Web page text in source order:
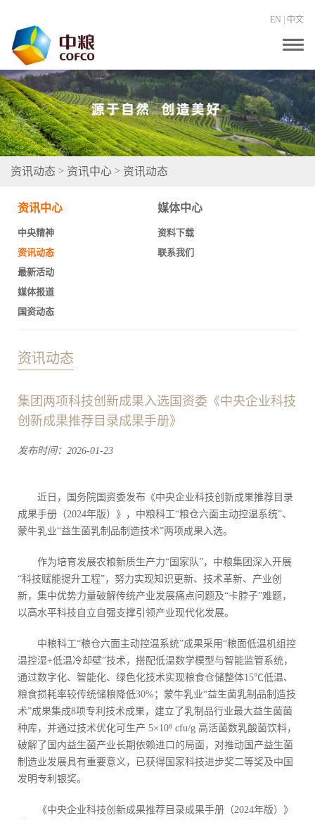
EN 中文
T
g
g
e
n
a
v
i
资讯动态 > 资讯中心 > 资讯动态
资讯中心
中央精神
资讯动态
最新活动
媒体报道
国资动态
媒体中心
资料下载
联系我们
资讯动态
集团两项科技创新成果入选国资委《中央企业科技
创新成果推荐目录成果手册》
发布时间：2026-01-23
近日，国务院国资委发布《中央企业科技创新成果推荐目录
成果手册（2024年版）》，中粮科工“粮仓六面主动控温系统”、
蒙牛乳业“益生菌乳制品制造技术”两项成果入选。
作为培育发展农粮新质生产力“国家队”，中粮集团深入开展
“科技赋能提升工程”，努力实现知识更新、技术革新、产业创
新，集中优势力量破解传统产业发展痛点问题及“卡脖子”难题，
以高水平科技自立自强支撑引领产业现代化发展。
中粮科工“粮仓六面主动控温系统”成果采用“粮面低温机组控
温控湿+低温冷却壁”技术，搭配低温数学模型与智能监管系统，
通过数字化、智能化、绿色化技术实现粮食仓储整体15℃低温、
粮食损耗率较传统储粮降低30%；蒙牛乳业“益生菌乳制品制造技
术”成果集成8项专利技术成果，建立了乳制品行业最大益生菌菌
种库，并通过技术优化可生产 5×10⁸ cfu/g 高活菌数乳酸菌饮料，
破解了国内益生菌产业长期依赖进口的局面，对推动国产益生菌
制造业发展具有重要意义，已获得国家科技进步奖二等奖及中国
发明专利银奖。
《中央企业科技创新成果推荐目录成果手册（2024年版）》